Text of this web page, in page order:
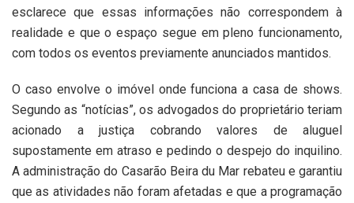
esclarece que essas informações não correspondem à
realidade e que o espaço segue em pleno funcionamento,
com todos os eventos previamente anunciados mantidos.
O caso envolve o imóvel onde funciona a casa de shows.
Segundo as “notícias”, os advogados do proprietário teriam
acionado a justiça cobrando valores de aluguel
supostamente em atraso e pedindo o despejo do inquilino.
A administração do Casarão Beira du Mar rebateu e garantiu
que as atividades não foram afetadas e que a programação